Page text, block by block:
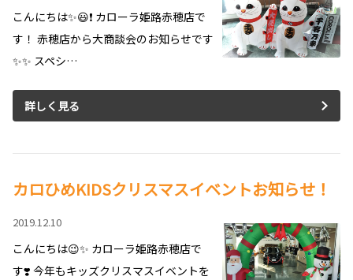
こんにちは✨😃❗️ カローラ姫路赤穂店で
す！ 赤穂店から大商談会のお知らせです
✨✨ スペシ…
詳しく見る
カロひめKIDSクリスマスイベントお知らせ！
2019.12.10
こんにちは😉✨ カローラ姫路赤穂店で
す❣️ 今年もキッズクリスマスイベントを